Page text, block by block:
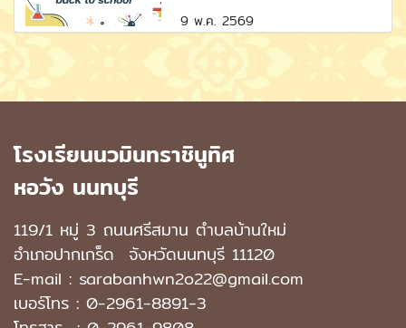
9 พ.ค. 2569
โรงเรียนนวมินทราชินูทิศ
หอวัง นนทบุรี
119/1 หมู่ 3 ถนนศรีสมาน ตำบลบ้านใหม่
อำเภอปากเกร็ด จังหวัดนนทบุรี 11120
E-mail : sarabanhwn2o22@gmail.com
เบอร์โทร : 0-2961-8891-3